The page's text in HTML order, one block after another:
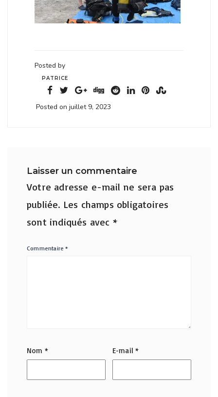
Posted by
PATRICE
Posted on juillet 9, 2023
Laisser un commentaire
Votre adresse e-mail ne sera pas
publiée. Les champs obligatoires
sont indiqués avec *
Commentaire*
Nom * E-mail*